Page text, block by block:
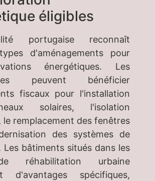
éligibles
portugaise reconnaît
d'aménagements pour
énergétiques. Les
peuvent bénéficier
fiscaux pour l'installation
solaires, l'isolation
le remplacement des fenêtres
des systèmes de
Les bâtiments situés dans les
réhabilitation urbaine
d'avantages spécifiques,